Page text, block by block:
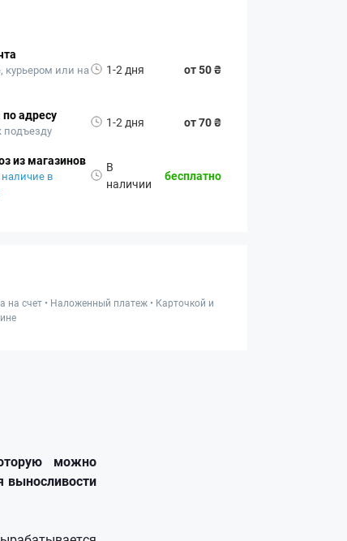
курьером или на
1-2 дня от 50 ₴
адресу
подъезду
1-2 дня от 70 ₴
из магазинов
в
В
наличии
бесплатно
на счет • Наложенный платеж • Карточкой и
можно